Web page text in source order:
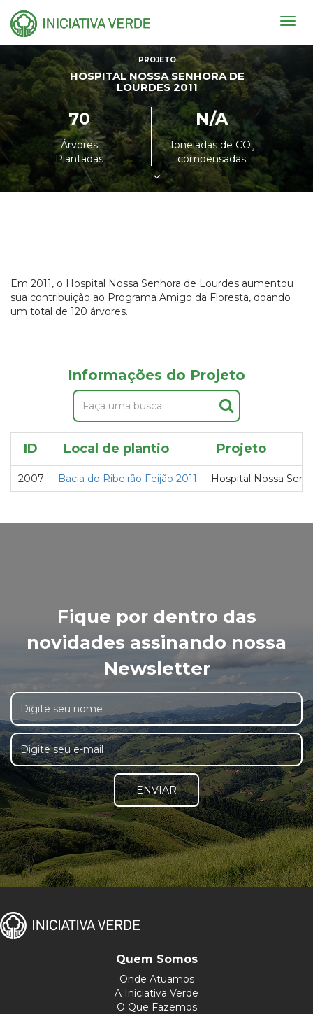
PROJETO
HOSPITAL NOSSA SENHORA DE
LOURDES 2011
70
Árvores
Plantadas
N/A
Toneladas de CO²
compensadas
Em 2011, o Hospital Nossa Senhora de Lourdes aumentou
sua contribuição ao Programa Amigo da Floresta, doando
um total de 120 árvores.
Informações do Projeto
ID Local de plantio Projeto
2007 Bacia do Ribeirão Feijão 2011 Hospital Nossa
Fique por dentro das
novidades assinando nossa
Newsletter
ENVIAR
Quem Somos
Onde Atuamos
A Iniciativa Verde
O Que Fazemos